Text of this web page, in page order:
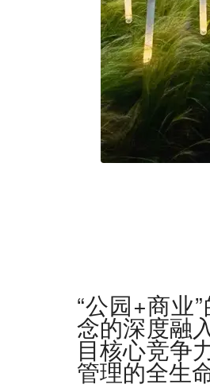
“公园+商业
念的深度融
目核心竞争
管理的全生